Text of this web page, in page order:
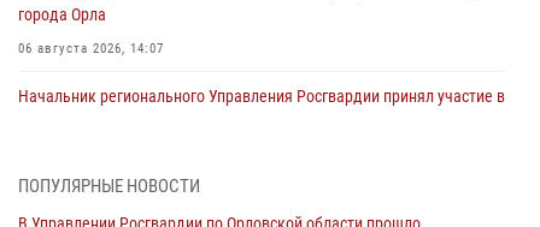
города Орла
06 августа 2026, 14:07
Начальник регионального Управления Росгвардии принял участие в
ПОПУЛЯРНЫЕ НОВОСТИ
В Управлении Росгвардии по Орловской области прошло